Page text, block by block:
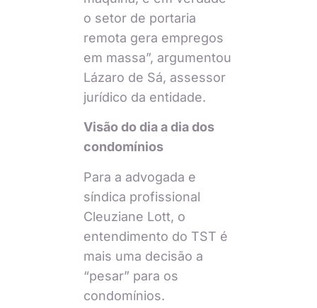
o setor de portaria
remota gera empregos
em massa”, argumentou
Lázaro de Sá, assessor
jurídico da entidade.
Visão do dia a dia dos
condomínios
Para a advogada e
síndica profissional
Cleuziane Lott, o
entendimento do TST é
mais uma decisão a
“pesar” para os
condomínios.